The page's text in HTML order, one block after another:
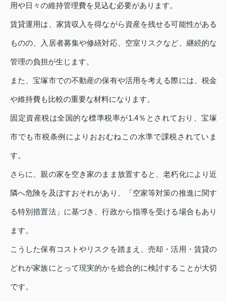
用や日々の維持管理費を見込む必要があります。
賃貸運用は、家賃収入を得ながら資産を残せる可能性がある
ものの、入居者募集や修繕対応、空室リスクなど、継続的な
管理の負担が生じます。
また、宝塚市での不動産の保有や活用を考える際には、税金
や維持費も比較の重要な材料になります。
固定資産税は全国的な標準税率が1.4％とされており、宝塚
市でも市税条例によりおおむねこの水準で課税されていま
す。
さらに、親の家を空き家のまま放置すると、老朽化により近
隣へ危険を及ぼすおそれがあり、「空家等対策の推進に関す
る特別措置法」に基づき、行政から指導を受ける場合もあり
ます。
こうした保有コストやリスクを踏まえ、売却・活用・賃貸の
どれが家族にとって現実的かを総合的に検討することが大切
です。